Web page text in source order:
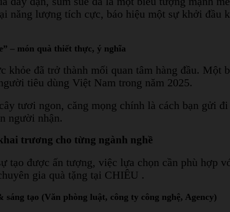
năng lượng tích cực, báo hiệu một sự khởi đầu
– món quà thiết thực, ý nghĩa
khỏe đã trở thành mối quan tâm hàng đầu. Một
tiêu dùng Việt Nam trong năm 2025.
tươi ngon, căng mọng chính là cách bạn gửi
người nhận.
trương cho từng ngành nghề
tạo được ấn tượng, việc lựa chọn cần phù hợp
gia quà tặng tại CHIÊU .
tạo (Văn phòng luật, công ty công nghệ, Agency)